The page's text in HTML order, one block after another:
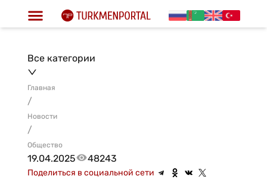
Все категории
Главная
/
Новости
/
Общество
19.04.2025 48243
Поделиться в социальной сети